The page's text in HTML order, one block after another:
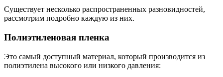
Существует несколько распространенных разновидностей,
рассмотрим подробно каждую из них.
Полиэтиленовая пленка
Это самый доступный материал, который производится из
полиэтилена высокого или низкого давления: